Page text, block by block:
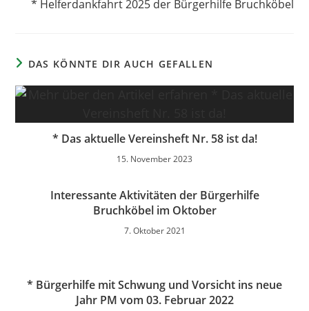
* Helferdankfahrt 2025 der Bürgerhilfe Bruchköbel
DAS KÖNNTE DIR AUCH GEFALLEN
* Das aktuelle Vereinsheft Nr. 58 ist da!
15. November 2023
Interessante Aktivitäten der Bürgerhilfe
Bruchköbel im Oktober
7. Oktober 2021
* Bürgerhilfe mit Schwung und Vorsicht ins neue
Jahr PM vom 03. Februar 2022